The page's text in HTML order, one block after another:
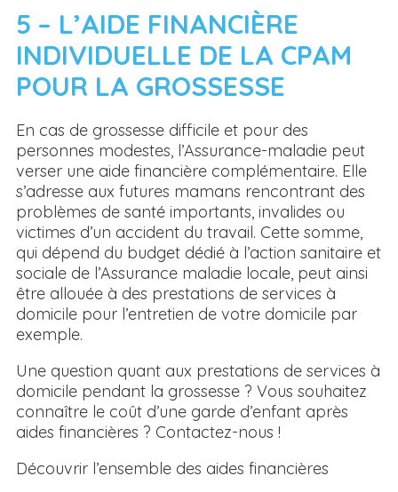
5 – L’AIDE FINANCIÈRE
INDIVIDUELLE DE LA CPAM
POUR LA GROSSESSE
En cas de grossesse difficile et pour des
personnes modestes, l’Assurance-maladie peut
verser une aide financière complémentaire. Elle
s’adresse aux futures mamans rencontrant des
problèmes de santé importants, invalides ou
victimes d’un accident du travail. Cette somme,
qui dépend du budget dédié à l’action sanitaire et
sociale de l’Assurance maladie locale, peut ainsi
être allouée à des prestations de services à
domicile pour l’entretien de votre domicile par
exemple.
Une question quant aux prestations de services à
domicile pendant la grossesse ? Vous souhaitez
connaître le coût d’une garde d’enfant après
aides financières ? Contactez-nous !
Découvrir l’ensemble des aides financières